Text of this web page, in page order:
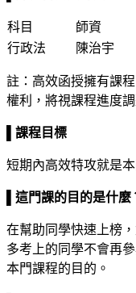
科目 師資
行政法
陳治宇
註：高效函授擁有課
權利，將視課程進度調
課程目標
短期內高效特攻就是
這門課的目的是什麼
在幫助同學快速上榜
多考上的同學不會再
本門課程的目的。